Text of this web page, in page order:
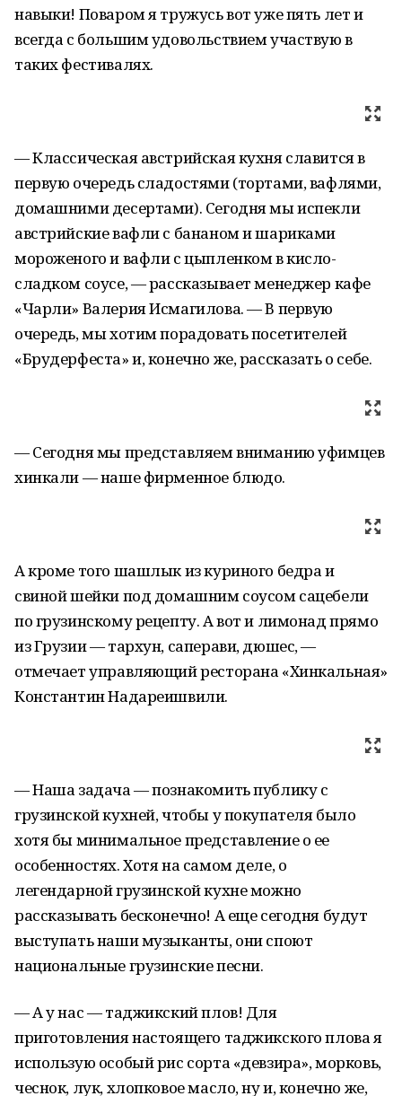
навыки! Поваром я тружусь вот уже пять лет и
всегда с большим удовольствием участвую в
таких фестивалях.
— Классическая австрийская кухня славится в
первую очередь сладостями (тортами, вафлями,
домашними десертами). Сегодня мы испекли
австрийские вафли с бананом и шариками
мороженого и вафли с цыпленком в кисло-
сладком соусе, — рассказывает менеджер кафе
«Чарли» Валерия Исмагилова. — В первую
очередь, мы хотим порадовать посетителей
«Брудерфеста» и, конечно же, рассказать о себе.
— Сегодня мы представляем вниманию уфимцев
хинкали — наше фирменное блюдо.
А кроме того шашлык из куриного бедра и
свиной шейки под домашним соусом сацебели
по грузинскому рецепту. А вот и лимонад прямо
из Грузии — тархун, саперави, дюшес, —
отмечает управляющий ресторана «Хинкальная»
Константин Надареишвили.
— Наша задача — познакомить публику с
грузинской кухней, чтобы у покупателя было
хотя бы минимальное представление о ее
особенностях. Хотя на самом деле, о
легендарной грузинской кухне можно
рассказывать бесконечно! А еще сегодня будут
выступать наши музыканты, они споют
национальные грузинские песни.
— А у нас — таджикский плов! Для
приготовления настоящего таджикского плова я
использую особый рис сорта «девзира», морковь,
чеснок, лук, хлопковое масло, ну и, конечно же,